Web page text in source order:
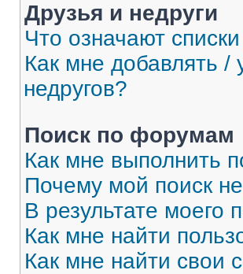
Друзья и недруги
Что означают
Как мне добавлять /
недругов?
Поиск по форумам
Как мне выполнить
Почему мой поиск
В результате моего
Как мне найти
Как мне найти свои